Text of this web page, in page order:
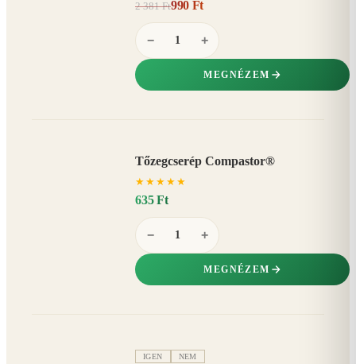
2 381 Ft990 Ft
− +
MEGNÉZEM
Tőzegcserép Compastor®
★ ★ ★ ★ ★
635 Ft
− +
MEGNÉZEM
IGEN NEM